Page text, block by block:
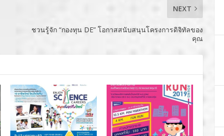
NEXT
ชวนรู้จัก “กองทุน DE” โอกาสสนับสนุนโครงการดิจิทัลของ
คุณ